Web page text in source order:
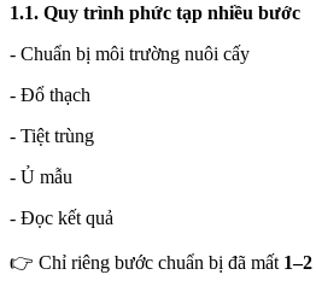
1.1. Quy trình phức tạp nhiều bước
- Chuẩn bị môi trường nuôi cấy
- Đổ thạch
- Tiệt trùng
- Ủ mẫu
- Đọc kết quả
👉 Chỉ riêng bước chuẩn bị đã mất